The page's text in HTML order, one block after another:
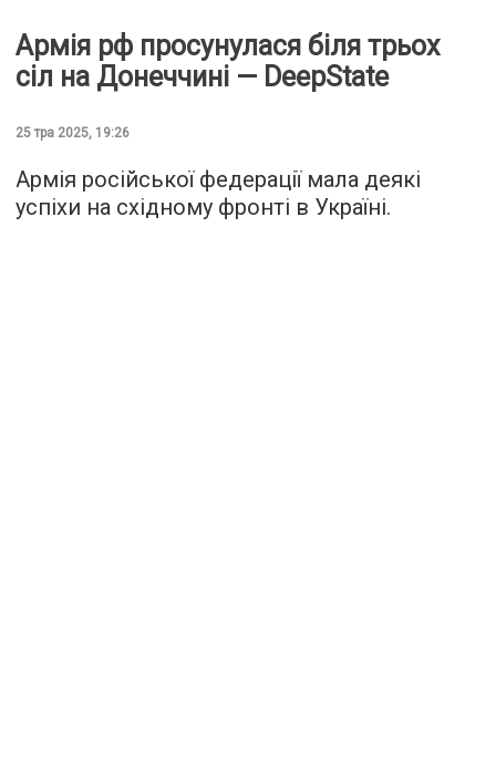
Армія рф просунулася біля трьох
сіл на Донеччині — DeepState
25 тра 2025, 19:26
Армія російської федерації мала деякі
успіхи на східному фронті в Україні.